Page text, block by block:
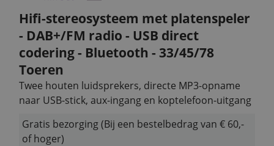
Hifi-stereosysteem met platenspeler
- DAB+/FM radio - USB direct
codering - Bluetooth - 33/45/78
Toeren
Twee houten luidsprekers, directe MP3-opname
naar USB-stick, aux-ingang en koptelefoon-uitgang
Gratis bezorging (Bij een bestelbedrag van € 60,-
of hoger)